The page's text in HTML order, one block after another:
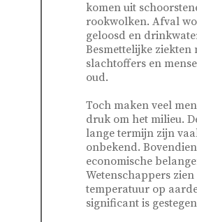
komen uit
rookwolken. Afval
geloosd en
Besmettelijke ziekten
slachtoffers en
oud.
Toch maken veel
druk om het milieu.
lange termijn zijn
onbekend.
economische
Wetenschappers
temperatuur op
significant is